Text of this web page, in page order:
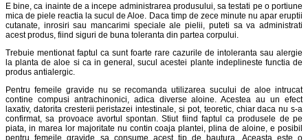
E bine, ca inainte de a incepe administrarea produsului, sa testati pe o portiune
mica de piele reactia la sucul de Aloe. Daca timp de zece minute nu apar eruptii
cutanate, inrosiri sau mancarimi speciale ale pielii, puteti sa va administrati
acest produs, fiind siguri de buna toleranta din partea corpului.
Trebuie mentionat faptul ca sunt foarte rare cazurile de intoleranta sau alergie
la planta de aloe si ca in general, sucul acestei plante indeplineste functia de
produs antialergic.
Pentru femeile gravide nu se recomanda utilizarea sucului de aloe intrucat
contine compusi antrachinonici, adica diverse aloine. Acestea au un efect
laxativ, datorita cresterii peristazei intestinale, si pot, teoretic, chiar daca nu s-a
confirmat, sa provoace avortul spontan. Stiut fiind faptul ca produsele de pe
piata, in marea lor majoritate nu contin coaja plantei, plina de aloine, e posibil
pentru femeile gravide sa consume acest tip de bautura. Aceasta este o